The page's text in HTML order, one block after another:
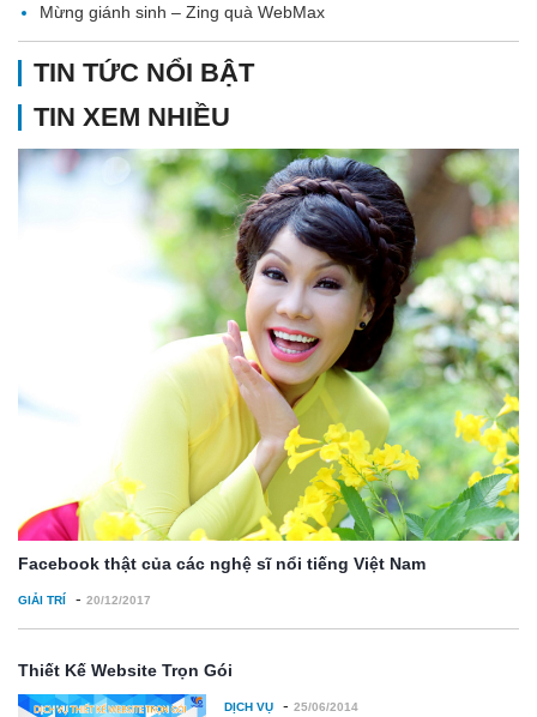
Mừng giánh sinh – Zing quà WebMax
TIN TỨC NỔI BẬT
TIN XEM NHIỀU
Facebook thật của các nghệ sĩ nổi tiếng Việt Nam
GIẢI TRÍ - 20/12/2017
Thiết Kế Website Trọn Gói
DỊCH VỤ - 25/06/2014